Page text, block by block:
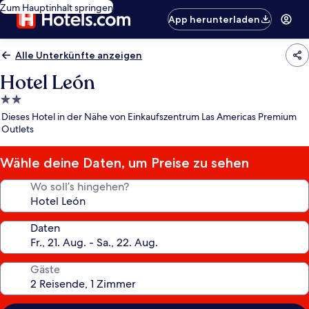
Zum Hauptinhalt springen
App herunterladen
Alle Unterkünfte anzeigen
Hotel León
2.0-
Sterne-
Unterkunft
Dieses Hotel in der Nähe von Einkaufszentrum Las Americas Premium
Outlets
Wähle deine Daten, um Preise zu sehen
Wo soll’s hingehen?
Daten
Gäste